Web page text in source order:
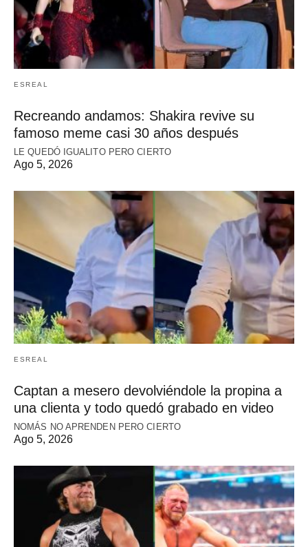
ESREAL
Recreando andamos: Shakira revive su
famoso meme casi 30 años después
LE QUEDÓ IGUALITO PERO CIERTO
Ago 5, 2026
ESREAL
Captan a mesero devolviéndole la propina a
una clienta y todo quedó grabado en video
NOMÁS NO APRENDEN PERO CIERTO
Ago 5, 2026